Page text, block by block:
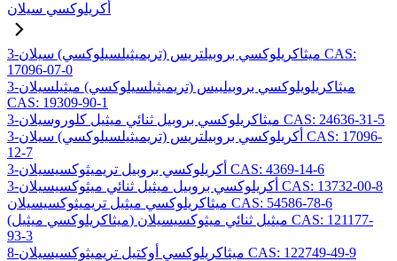
أكريلوكسي سيلان
3-ميثاكريلوكسي بروبيلتريس (تريميثيلسيلوكسي) سيلان CAS:
17096-07-0
3-ميثاكريلويلوكسي بروبيلبيس (تريميثيلسيلوكسي) ميثيلسيلان
CAS: 19309-90-1
3-ميثاكريلوكسي بروبيل ثنائي ميثيل كلوروسيلان CAS: 24636-31-5
3-أكريلوكسي بروبيلتريس (تريميثيلسيلوكسي) سيلان CAS: 17096-
12-7
3-أكريلوكسي بروبيل تريميثوكسيسيلان CAS: 4369-14-6
3-أكريلوكسي بروبيل ميثيل ثنائي ميثوكسيسيلان CAS: 13732-00-8
ميثاكريلوكسي ميثيل تريميثوكسيسيلان CAS: 54586-78-6
(ميثاكريلوكسي ميثيل) ميثيل ثنائي ميثوكسيسيلان CAS: 121177-
93-3
8-ميثاكريلوكسي أوكتيل تريميثوكسيسيلان CAS: 122749-49-9